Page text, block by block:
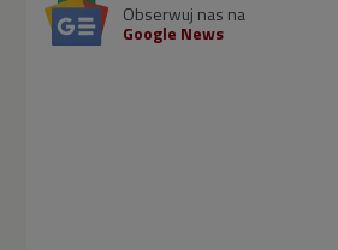
Obserwuj nas na
Google News